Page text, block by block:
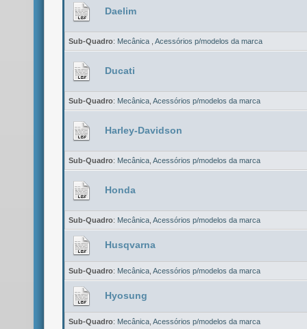
Daelim
Sub-Quadro: Mecânica Acessórios p/modelos da marca
Ducati
Sub-Quadro: Mecânica Acessórios p/modelos da marca
Harley-Davidson
Sub-Quadro: Mecânica Acessórios p/modelos da marca
Honda
Sub-Quadro: Mecânica Acessórios p/modelos da marca
Husqvarna
Sub-Quadro: Mecânica Acessórios p/modelos da marca
Hyosung
Sub-Quadro: Mecânica Acessórios p/modelos da marca